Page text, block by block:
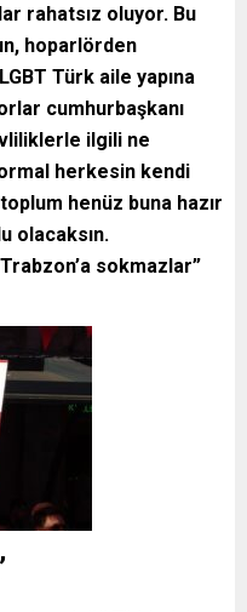
rahatsız oluyor. Bu
hoparlörden
Türk aile yapına
cumhurbaşkanı
ilgili ne
herkesin kendi
henüz buna hazır
olacaksın.
sokmazlar”